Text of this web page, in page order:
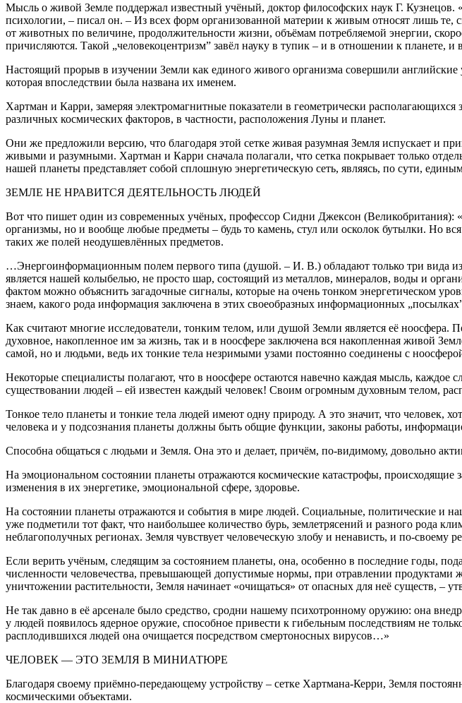
Мысль о живой Земле поддержал известный учёный, доктор философских наук Г. Кузнецов.
психологии, – писал он. – Из всех форм организованной материи к живым относят лишь
от животных по величине, продолжительности жизни, объёмам потребляемой энергии,
причисляются. Такой „человекоцентризм” завёл науку в тупик – и в отношении к планете, и
Настоящий прорыв в изучении Земли как единого живого организма совершили
которая впоследствии была названа их именем.
Хартман и Карри, замеряя электромагнитные показатели в геометрически
различных космических факторов, в частности, расположения Луны и планет.
Они же предложили версию, что благодаря этой сетке живая разумная Земля испускает и
живыми и разумными. Хартман и Карри сначала полагали, что сетка покрывает только
нашей планеты представляет собой сплошную энергетическую сеть, являясь, по сути,
ЗЕМЛЕ НЕ НРАВИТСЯ ДЕЯТЕЛЬНОСТЬ ЛЮДЕЙ
Вот что пишет один из современных учёных, профессор Сидни Джексон
организмы, но и вообще любые предметы – будь то камень, стул или осколок бутылки. Но
таких же полей неодушевлённых предметов.
…Энергоинформационным полем первого типа (душой. – И. В.) обладают только три вида
является нашей колыбелью, не просто шар, состоящий из металлов, минералов, воды и
фактом можно объяснить загадочные сигналы, которые на очень тонком энергетическом
знаем, какого рода информация заключена в этих своеобразных информационных
Как считают многие исследователи, тонким телом, или душой Земли является её ноосфера.
духовное, накопленное им за жизнь, так и в ноосфере заключена вся накопленная живой
самой, но и людьми, ведь их тонкие тела незримыми узами постоянно соединены с
Некоторые специалисты полагают, что в ноосфере остаются навечно каждая мысль, каждое
существовании людей – ей известен каждый человек! Своим огромным духовным телом,
Тонкое тело планеты и тонкие тела людей имеют одну природу. А это значит, что человек,
человека и у подсознания планеты должны быть общие функции, законы работы,
Способна общаться с людьми и Земля. Она это и делает, причём, по-видимому, довольно
На эмоциональном состоянии планеты отражаются космические катастрофы,
изменения в их энергетике, эмоциональной сфере, здоровье.
На состоянии планеты отражаются и события в мире людей. Социальные, политические и
уже подметили тот факт, что наибольшее количество бурь, землетрясений и разного рода
неблагополучных регионах. Земля чувствует человеческую злобу и ненависть, и по-своему
Если верить учёным, следящим за состоянием планеты, она, особенно в последние годы,
численности человечества, превышающей допустимые нормы, при отравлении продуктами
уничтожении растительности, Земля начинает «очищаться» от опасных для неё существ, –
Не так давно в её арсенале было средство, сродни нашему психотронному оружию: она
у людей появилось ядерное оружие, способное привести к гибельным последствиям не
расплодившихся людей она очищается посредством смертоносных вирусов…»
ЧЕЛОВЕК — ЭТО ЗЕМЛЯ В МИНИАТЮРЕ
Благодаря своему приёмно-передающему устройству – сетке Хартмана-Керри, Земля
космическими объектами.